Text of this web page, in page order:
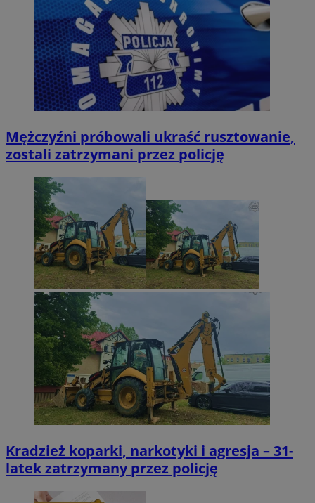
Mężczyźni próbowali ukraść rusztowanie,
zostali zatrzymani przez policję
Kradzież koparki, narkotyki i agresja – 31-
latek zatrzymany przez policję